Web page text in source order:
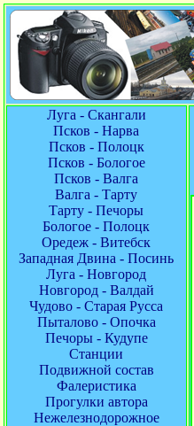
Луга - Скангали
Псков - Нарва
Псков - Полоцк
Псков - Бологое
Псков - Валга
Валга - Тарту
Тарту - Печоры
Бологое - Полоцк
Оредеж - Витебск
Западная Двина - Посинь
Луга - Новгород
Новгород - Валдай
Чудово - Старая Русса
Пыталово - Опочка
Печоры - Кудупе
Станции
Подвижной состав
Фалеристика
Прогулки автора
Нежелезнодорожное